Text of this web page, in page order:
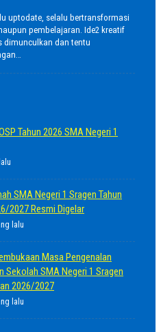
uptodate, selalu bertransformasi
pembelajaran. Ide2 kreatif
dimunculkan dan tentu
Tahun 2026 SMA Negeri 1
SMA Negeri 1 Sragen Tahun
2027 Resmi Digelar
lalu
Masa Pengenalan
Sekolah SMA Negeri 1 Sragen
2026/2027
lalu